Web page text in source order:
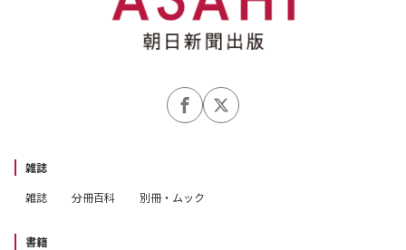
雑誌
雑誌
分冊百科 別冊・ムック
書籍